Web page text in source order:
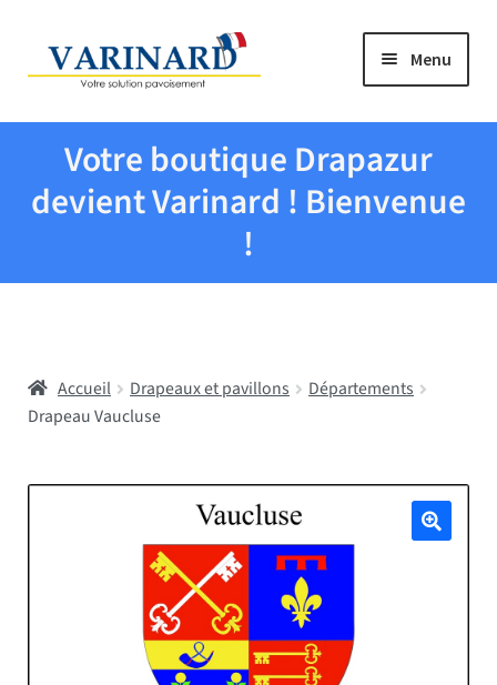
Aller à la navigation
Aller au contenu Menu
Tous les produits
Drapeaux et pavillons
Écoles
Votre boutique Drapazur
devient Varinard ! Bienvenue
!
Accueil Drapeaux et pavillons
Départements
Drapeau Vaucluse